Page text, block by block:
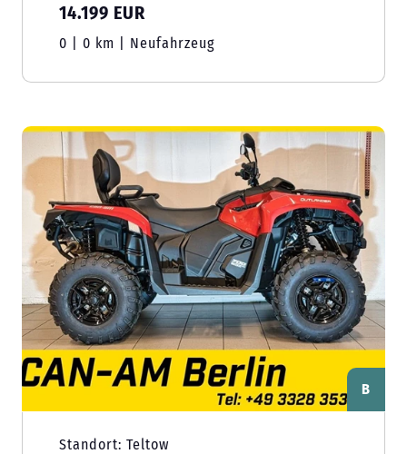
14.199 EUR
0 | 0 km | Neufahrzeug
B
Standort: Teltow